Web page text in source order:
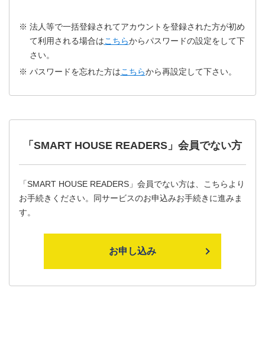
法人等で一括登録されてアカウントを登録された方が初め
て利用される場合はこちらからパスワードの設定をして下
さい。
パスワードを忘れた方はこちらから再設定して下さい。
「SMART HOUSE READERS」 会員でない方
「SMART HOUSE READERS」会員でない方は、こちらより
お手続きください。同サービスのお申込みお手続きに進みま
す。
お申し込み